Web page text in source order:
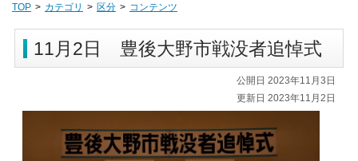
TOP
カテゴリ 区分 コンテンツ
11月2日 豊後大野市戦没者追悼式
公開日 2023年11月3日
更新日 2023年11月2日